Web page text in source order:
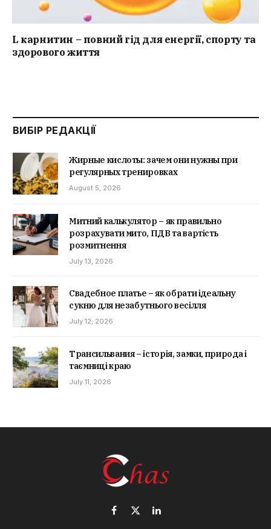
L карнитин – повний гід для енергії, спорту та
здорового життя
ВИБІР РЕДАКЦІЇ
Жирные кислоты: зачем они нужны при
регулярных тренировках
August 5, 2026
Митний калькулятор – як правильно
розрахувати мито, ПДВ та вартість
розмитнення
July 13, 2026
Свадебное платье – як обрати ідеальну
сукню для незабутнього весілля
July 12, 2026
Трансильвания – історія, замки, природа і
таємниці краю
July 11, 2026
Facebook
X
LinkedIn